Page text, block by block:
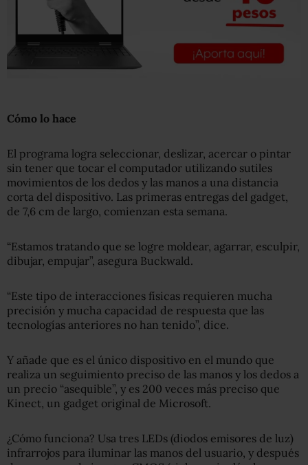
Cómo lo hace
El programa logra seleccionar, deslizar, acercar o pintar
sin tener que tocar el computador utilizando sutiles
movimientos de los dedos y las manos a una distancia
corta del dispositivo. Las primeras entregas del gadget,
de 7,6 cm de largo, comienzan esta semana.
“Estamos tratando que se logre moldear, agarrar, esculpir,
dibujar, empujar”, asegura Buckwald.
“Este tipo de interacciones físicas requieren mucha
precisión y mucha capacidad de respuesta que las
tecnologías anteriores no han tenido”, dice.
Y añade que es el único dispositivo en el mundo que
realiza un seguimiento preciso de las manos y los dedos a
un precio “asequible”, y es 200 veces más preciso que
Kinect, un gadget original de Microsoft.
¿Cómo funciona? Usa tres LEDs (diodos emisores de luz)
infrarrojos para iluminar las manos del usuario, y después